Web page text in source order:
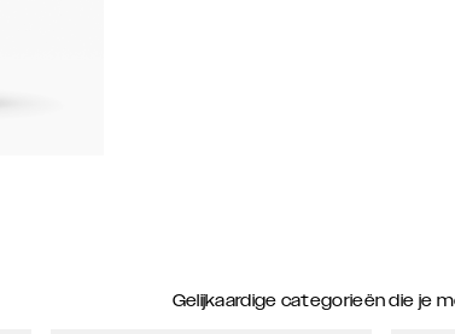
Gelijkaardige categorieën die je